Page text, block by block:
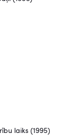
laiks (1995)